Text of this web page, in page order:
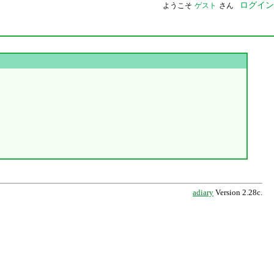
ようこそ ゲスト さん ログイン
adiary Version 2.28c.